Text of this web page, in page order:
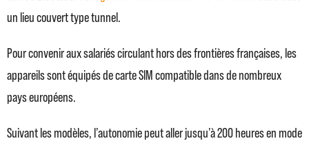
un lieu couvert type tunnel.
Pour convenir aux salariés circulant hors des frontières françaises, les
appareils sont équipés de carte SIM compatible dans de nombreux
pays européens.
Suivant les modèles, l’autonomie peut aller jusqu’à 200 heures en mode